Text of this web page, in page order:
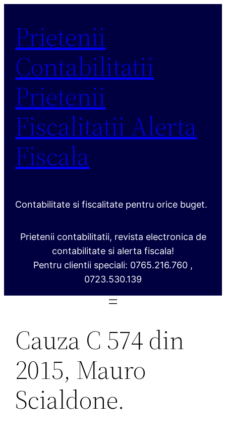
conținut
Prietenii
Contabilitatii
Prietenii
Fiscalitatii Alerta
Fiscala
Contabilitate si fiscalitate pentru orice buget.
Prietenii contabilitatii, revista electronica de
contabilitate si alerta fiscala!
Pentru clientii speciali: 0765.216.760 ,
0723.530.139
Cauza C 574 din
2015, Mauro
Scialdone.